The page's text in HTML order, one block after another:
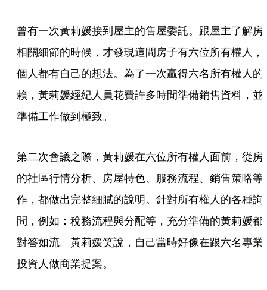
曾有一次黃莉媛接到屋主的售屋委託。跟屋主了解房
相關細節的時候，才發現這間房子有六位所有權人，
個人都有自己的想法。為了一次贏得六名所有權人的
賴，黃莉媛經紀人員花費許多時間準備銷售資料，並
準備工作做到極致。
第二次會議之際，黃莉媛在六位所有權人面前，從房
的社區行情分析、房屋特色、服務流程、銷售策略等
作，都做出完整細膩的說明。針對所有權人的各種詢
問，例如：稅務流程與分配等，充分準備的黃莉媛都
對答如流。黃莉媛笑說，自己當時好像在跟六名專業
投資人做商業提案。